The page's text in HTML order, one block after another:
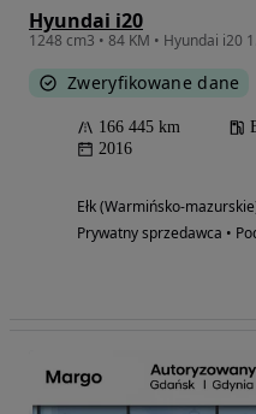
Hyundai i20
1248 cm3 • 84 KM • Hyundai i20
Zweryfikowane dane
166 445 km
2016
Ełk (Warmińsko-
Prywatny sprzedawca •